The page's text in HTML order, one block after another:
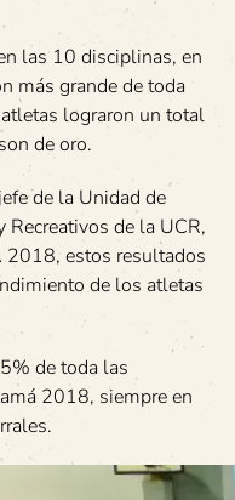
las 10 disciplinas, en
más grande de toda
lograron un total
de oro.
de la Unidad de
de la UCR,
2018, estos resultados
de los atletas
de toda las
2018, siempre en